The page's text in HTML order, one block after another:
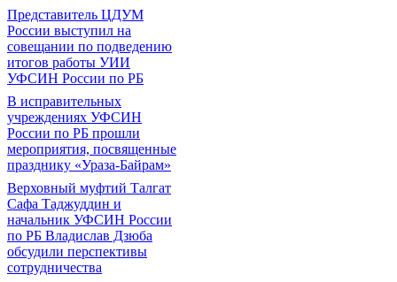
Представитель ЦДУМ
России выступил на
совещании по подведению
итогов работы УИИ
УФСИН России по РБ
В исправительных
учреждениях УФСИН
России по РБ прошли
мероприятия, посвященные
празднику «Ураза-Байрам»
Верховный муфтий Талгат
Сафа Таджуддин и
начальник УФСИН России
по РБ Владислав Дзюба
обсудили перспективы
сотрудничества